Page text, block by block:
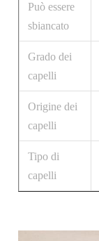
Può essere
sbiancato
Grado dei
capelli
Origine dei
capelli
Tipo di
capelli